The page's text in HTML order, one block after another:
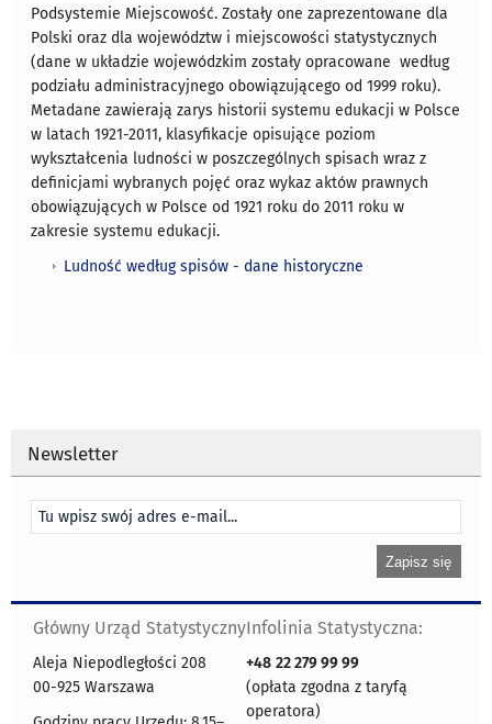
Podsystemie Miejscowość. Zostały one zaprezentowane dla
Polski oraz dla województw i miejscowości statystycznych
(dane w układzie wojewódzkim zostały opracowane według
podziału administracyjnego obowiązującego od 1999 roku).
Metadane zawierają zarys historii systemu edukacji w Polsce
w latach 1921-2011, klasyfikacje opisujące poziom
wykształcenia ludności w poszczególnych spisach wraz z
definicjami wybranych pojęć oraz wykaz aktów prawnych
obowiązujących w Polsce od 1921 roku do 2011 roku w
zakresie systemu edukacji.
Ludność według spisów - dane historyczne
Newsletter
Główny Urząd Statystyczny
Aleja Niepodległości 208
00-925 Warszawa
Infolinia Statystyczna:
+48 22 279 99 99
(opłata zgodna z taryfą
operatora)